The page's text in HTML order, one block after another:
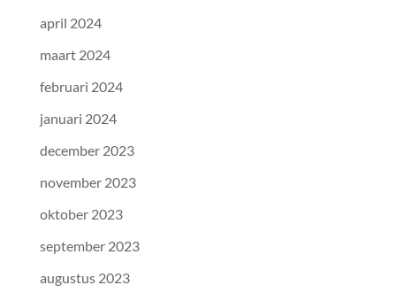
april 2024
maart 2024
februari 2024
januari 2024
december 2023
november 2023
oktober 2023
september 2023
augustus 2023